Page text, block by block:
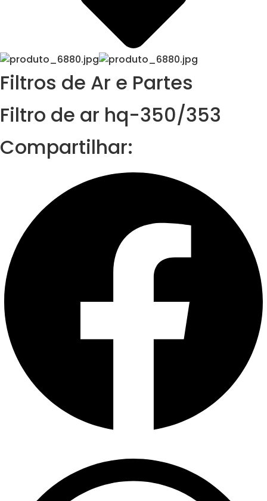
Filtros de Ar e Partes
Filtro de ar hq-350/353
Compartilhar: